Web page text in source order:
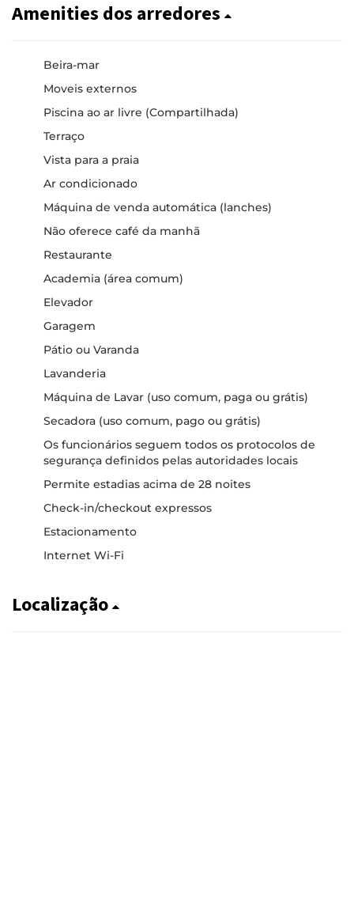
Amenities dos arredores
Beira-mar
Moveis externos
Piscina ao ar livre (Compartilhada)
Terraço
Vista para a praia
Ar condicionado
Máquina de venda automática (lanches)
Não oferece café da manhã
Restaurante
Academia (área comum)
Elevador
Garagem
Pátio ou Varanda
Lavanderia
Máquina de Lavar (uso comum, paga ou grátis)
Secadora (uso comum, pago ou grátis)
Os funcionários seguem todos os protocolos de
segurança definidos pelas autoridades locais
Permite estadias acima de 28 noites
Check-in/checkout expressos
Estacionamento
Internet Wi-Fi
Localização